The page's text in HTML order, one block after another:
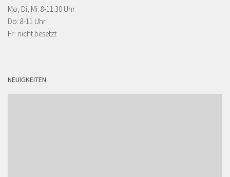
Mo, Di, Mi: 8-11.30 Uhr
Do: 8-11 Uhr
Fr: nicht besetzt
NEUIGKEITEN